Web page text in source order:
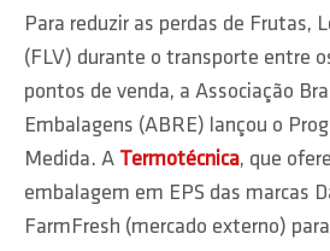
Para reduzir as perdas de Frutas,
(FLV) durante o transporte entre
pontos de venda, a Associação
Embalagens (ABRE) lançou o
Medida. A Termotécnica, que
embalagem em EPS das marcas
FarmFresh (mercado externo)